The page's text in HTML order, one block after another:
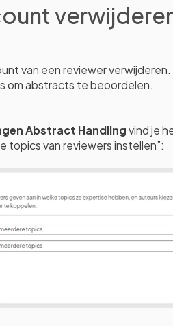
van een reviewer
om abstracts te beoordelen.
Abstract Handlingvind je
topics van reviewers instellen”: